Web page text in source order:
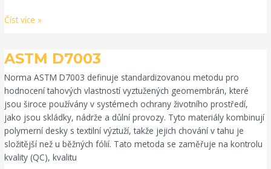
Číst více »
ASTM D7003
Norma ASTM D7003 definuje standardizovanou metodu pro
hodnocení tahových vlastností vyztužených geomembrán, které
jsou široce používány v systémech ochrany životního prostředí,
jako jsou skládky, nádrže a důlní provozy. Tyto materiály kombinují
polymerní desky s textilní výztuží, takže jejich chování v tahu je
složitější než u běžných fólií. Tato metoda se zaměřuje na kontrolu
kvality (QC), kvalitu
ASTM